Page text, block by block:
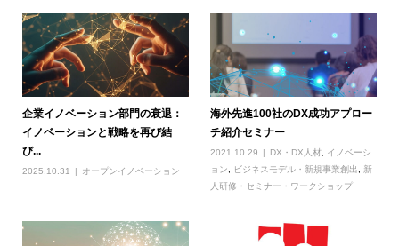
企業イノベーション部門の衰退：
イノベーションと戦略を再び結
び...
2025.10.31 オープンイノベーション
海外先進100社のDX成功アプロー
チ紹介セミナー
2021.10.29 DX・DX人材
イノベーシ
ョン
ビジネスモデル・新規事業創出
新
人研修・セミナー・ワークショップ